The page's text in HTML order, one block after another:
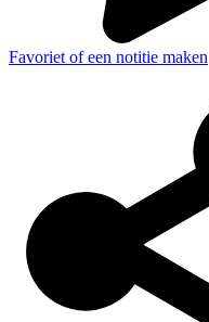
Favoriet of een notitie maken